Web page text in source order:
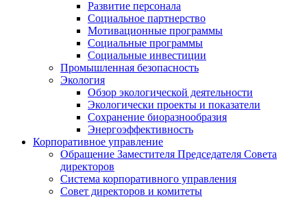
Развитие персонала
Социальное партнерство
Мотивационные программы
Социальные программы
Социальные инвестиции
Промышленная безопасность
Экология
Обзор экологической деятельности
Экологически проекты и показатели
Сохранение биоразнообразия
Энергоэффективность
Корпоративное управление
Обращение Заместителя Председателя Совета
директоров
Система корпоративного управления
Совет директоров и комитеты